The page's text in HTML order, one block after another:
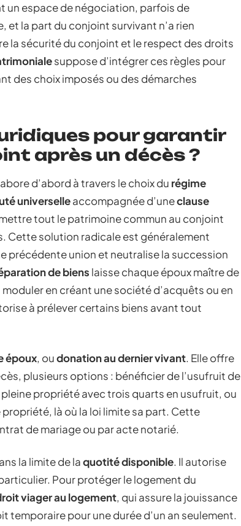
un espace de négociation, parfois de
la part du conjoint survivant n’a rien
la sécurité du conjoint et le respect des droits
suppose d’intégrer ces règles pour
des choix imposés ou des démarches
pour garantir
après un décès ?
d’abord à travers le choix du régime
universelleaccompagnée d’uneclause
tout le patrimoine commun au conjoint
Cette solution radicale est généralement
précédente union et neutralise la succession
de biens laisse chaque époux maître de
en créant une société d’acquêts ou en
à prélever certains biens avant tout
époux, oudonation au dernier vivant. Elle offre
plusieurs options : bénéficier de l’usufruit de
propriété avec trois quarts en usufruit, ou
là où la loi limite sa part. Cette
de mariage ou par acte notarié.
la limite de laquotité disponible. Il autorise
Pour protéger le logement du
viager au logement, qui assure la jouissance
temporaire pour une durée d’un an seulement.